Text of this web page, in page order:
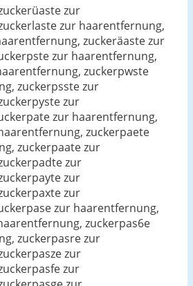
zur
zur haarentfernung,
zuckeräaste zur
zur haarentfernung,
zuckerpwste
zuckerpsste zur
zur
zur haarentfernung,
zuckerpaete
zuckerpaate zur
zur
zur
zur
zur haarentfernung,
zuckerpas6e
zuckerpasre zur
zur
zur